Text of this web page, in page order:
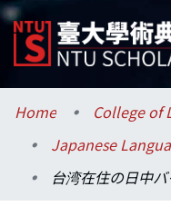
Communities &
Research Outputs
Home